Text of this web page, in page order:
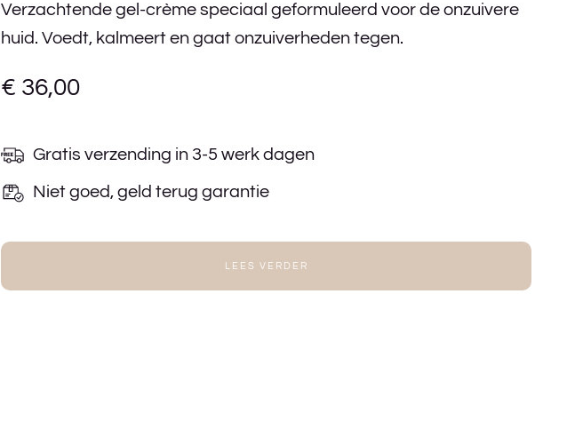
Verzachtende gel-crème speciaal geformuleerd voor de onzuivere
huid. Voedt, kalmeert en gaat onzuiverheden tegen.
€ 36,00
Gratis verzending in 3-5 werk dagen
Niet goed, geld terug garantie
LEES VERDER